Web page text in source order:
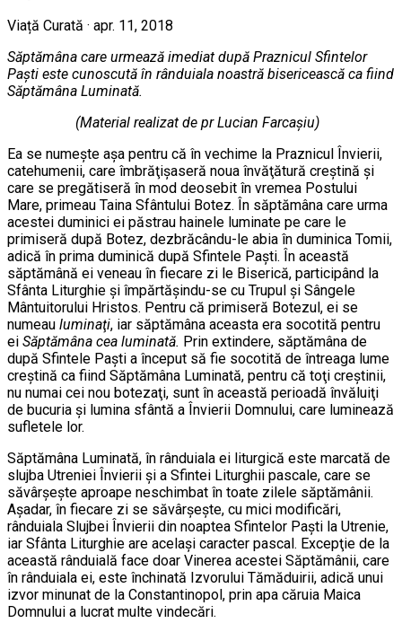
Viață Curată · apr. 11, 2018
Săptămâna care urmează imediat după Praznicul Sfintelor
Paşti este cunoscută în rânduiala noastră bisericească ca fiind
Săptămâna Luminată.
(Material realizat de pr Lucian Farcaşiu)
Ea se numeşte aşa pentru că în vechime la Praznicul Învierii,
catehumenii, care îmbrăţişaseră noua învăţătură creştină şi
care se pregătiseră în mod deosebit în vremea Postului
Mare, primeau Taina Sfântului Botez. În săptămâna care urma
acestei duminici ei păstrau hainele luminate pe care le
primiseră după Botez, dezbrăcându-le abia în duminica Tomii,
adică în prima duminică după Sfintele Paşti. În această
săptămână ei veneau în fiecare zi le Biserică, participând la
Sfânta Liturghie şi împărtăşindu-se cu Trupul şi Sângele
Mântuitorului Hristos. Pentru că primiseră Botezul, ei se
numeau luminaţi, iar săptămâna aceasta era socotită pentru
ei Săptămâna cea luminată. Prin extindere, săptămâna de
după Sfintele Paşti a început să fie socotită de întreaga lume
creştină ca fiind Săptămâna Luminată, pentru că toţi creştinii,
nu numai cei nou botezaţi, sunt în această perioadă învăluiţi
de bucuria şi lumina sfântă a Învierii Domnului, care luminează
sufletele lor.
Săptămâna Luminată, în rânduiala ei liturgică este marcată de
slujba Utreniei Învierii şi a Sfintei Liturghii pascale, care se
săvârşeşte aproape neschimbat în toate zilele săptămânii.
Aşadar, în fiecare zi se săvârşeşte, cu mici modificări,
rânduiala Slujbei Învierii din noaptea Sfintelor Paşti la Utrenie,
iar Sfânta Liturghie are acelaşi caracter pascal. Excepţie de la
această rânduială face doar Vinerea acestei Săptămânii, care
în rânduiala ei, este închinată Izvorului Tămăduirii, adică unui
izvor minunat de la Constantinopol, prin apa căruia Maica
Domnului a lucrat multe vindecări.